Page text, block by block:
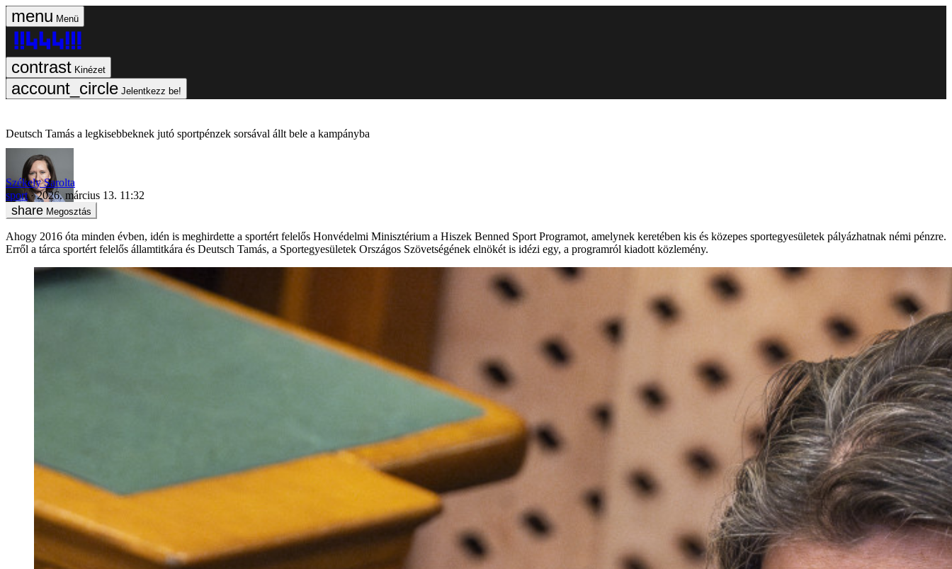
Menü
Kinézet
Jelentkezz be!
Deutsch Tamás a legkisebbeknek jutó sportpénzek sorsával állt bele a kampányba
Székely Sarolta
sport
2026. március 13. 11:32
Megosztás
Ahogy 2016 óta minden évben, idén is meghirdette a sportért felelős Honvédelmi Minisztérium a Hiszek Benned Sport Programot, amelynek keretében kis és közepes sportegyesületek pályázhatnak némi pénzre.
Erről a tárca sportért felelős államtitkára és Deutsch Tamás, a Sportegyesületek Országos Szövetségének elnökét is idézi egy, a programról kiadott közlemény.